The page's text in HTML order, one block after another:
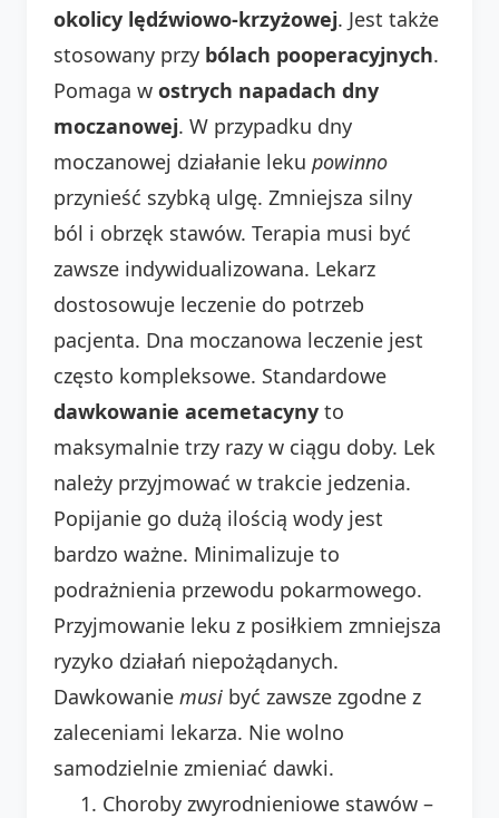
okolicy lędźwiowo-krzyżowej. Jest także
stosowany przy bólach pooperacyjnych.
Pomaga w ostrych napadach dny
moczanowej. W przypadku dny
moczanowej działanie leku powinno
przynieść szybką ulgę. Zmniejsza silny
ból i obrzęk stawów. Terapia musi być
zawsze indywidualizowana. Lekarz
dostosowuje leczenie do potrzeb
pacjenta. Dna moczanowa leczenie jest
często kompleksowe. Standardowe
dawkowanie acemetacyny to
maksymalnie trzy razy w ciągu doby. Lek
należy przyjmować w trakcie jedzenia.
Popijanie go dużą ilością wody jest
bardzo ważne. Minimalizuje to
podrażnienia przewodu pokarmowego.
Przyjmowanie leku z posiłkiem zmniejsza
ryzyko działań niepożądanych.
Dawkowanie musi być zawsze zgodne z
zaleceniami lekarza. Nie wolno
samodzielnie zmieniać dawki.
Choroby zwyrodnieniowe stawów –